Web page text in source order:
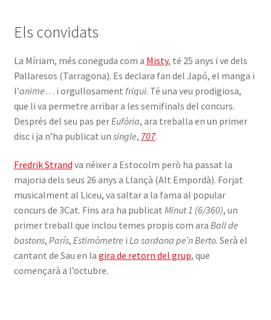
Els convidats
La Míriam, més coneguda com a Misty, té 25 anys i ve dels
Pallaresos (Tarragona). Es declara fan del Japó, el manga i
l’anime… i orgullosament friqui. Té una veu prodigiosa,
que li va permetre arribar a les semifinals del concurs.
Després del seu pas per Eufòria, ara treballa en un primer
disc i ja n’ha publicat un single, 707.
Fredrik Strand va néixer a Estocolm però ha passat la
majoria dels seus 26 anys a Llançà (Alt Empordà). Forjat
musicalment al Liceu, va saltar a la fama al popular
concurs de 3Cat. Fins ara ha publicat Minut 1 (6/360), un
primer treball que inclou temes propis com ara Ball de
bastons, París, Estimòmetre i La sardana pe’n Berto. Serà el
cantant de Sau en la gira de retorn del grup, que
començarà a l’octubre.